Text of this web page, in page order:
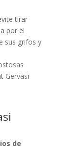
tirar
por el
sus grifos y
Gervasi
de